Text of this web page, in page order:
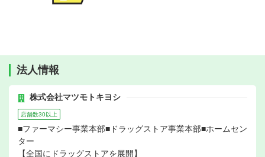
法人情報
株式会社マツモトキヨシ
店舗数30以上
■ファーマシー事業本部■ドラッグストア事業本部■ホームセン
ター
【全国にドラッグストアを展開】